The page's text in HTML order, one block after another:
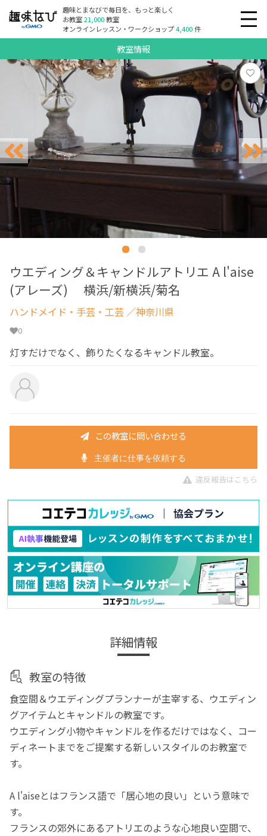
趣味とまなびで毎日を、もっと楽しく
お教室21,000教室
オンラインレッスン・ワークショップ4,400件
教室情報
ウエディング＆キャンドルアトリエ A l'aise
(アレーズ) 横浜/新横浜/菊名
ハンドメイド・手芸・工芸 ／神奈川県
0
灯すだけでなく、飾りたくなるキャンドル教室。
この教室に問い合わせる
主催者に仕事を依頼する
違反報告はこちら
詳細情報
教室の特徴
食空間＆ウエディングプランナーが主宰する、ウエディン
グアイテムとキャンドルの教室です。
ウエディング小物やキャンドルを作るだけではなく、コー
ディネートまでをご提案する新しいスタイルのお教室で
す。
A l'aiseとはフランス語で「居心地の良い」という意味で
す。
フランスの郊外にあるアトリエのような心地良い空間で、